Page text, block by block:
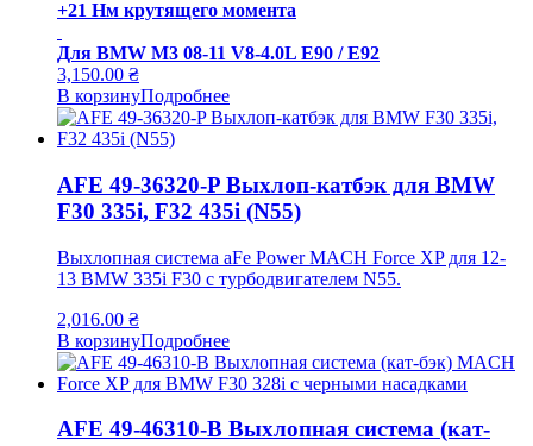
+21 Нм крутящего момента
Для BMW M3 08-11 V8-4.0L E90 / E92
3,150.00 ₴
В корзинуПодробнее
AFE 49-36320-P Выхлоп-катбэк для BMW
F30 335i, F32 435i (N55)
Выхлопная система aFe Power MACH Force XP для 12-
13 BMW 335i F30 с турбодвигателем N55.
2,016.00 ₴
В корзинуПодробнее
AFE 49-46310-B Выхлопная система (кат-